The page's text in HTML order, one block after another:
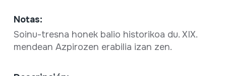
Notas:
Soinu-tresna honek balio historikoa du. XIX.
mendean Azpirozen erabilia izan zen.